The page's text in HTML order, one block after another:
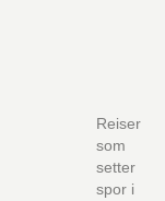
Reiser
som
setter
spor i